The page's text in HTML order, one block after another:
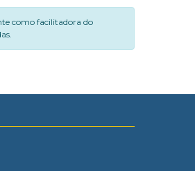
como facilitadora do